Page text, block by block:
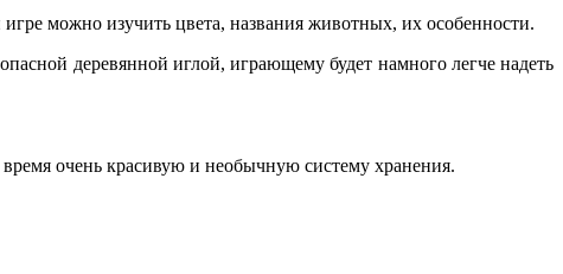
можно изучить цвета, названия животных, их особенности.
деревянной иглой, играющему будет намного легче надеть
очень красивую и необычную систему хранения.